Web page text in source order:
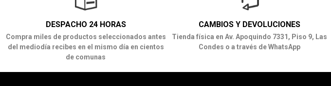
DESPACHO 24 HORAS
Compra miles de productos seleccionados antes
del mediodía recibes en el mismo día en cientos
de comunas
CAMBIOS Y DEVOLUCIONES
Tienda física en Av. Apoquindo 7331, Piso 9, Las
Condes o a través de WhatsApp